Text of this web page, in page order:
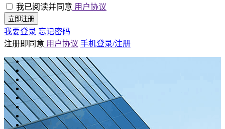
我已阅读并同意 用户协议
立即注册
我要登录 忘记密码
注册即同意 用户协议 手机登录/注册